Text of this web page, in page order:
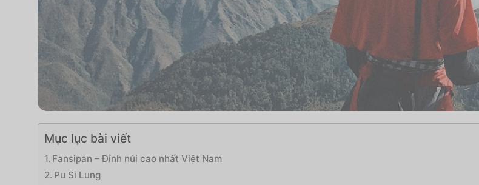
Mục lục bài viết
Fansipan – Đỉnh núi cao nhất Việt Nam
Pu Si Lung